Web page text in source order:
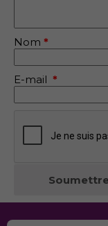
Nom *
E-mail *